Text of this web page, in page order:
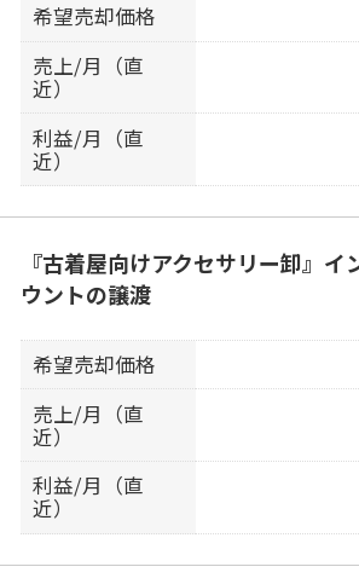
希望売却価格
売上/月（直
近）
利益/月（直
近）
『古着屋向けアクセサリー卸』イ
ウントの譲渡
希望売却価格
売上/月（直
近）
利益/月（直
近）